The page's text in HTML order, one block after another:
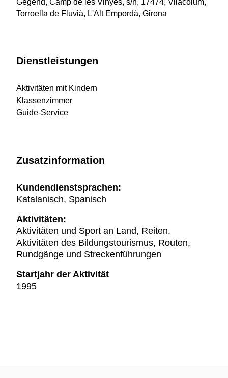
Gegend, Camp de les Vinyes, s/n, 17474, Vilacolum,
Torroella de Fluvià, L'Alt Empordà, Girona
Dienstleistungen
Aktivitäten mit Kindern
Klassenzimmer
Guide-Service
Zusatzinformation
Kundendienstsprachen:
Katalanisch, Spanisch
Aktivitäten:
Aktivitäten und Sport an Land, Reiten,
Aktivitäten des Bildungstourismus, Routen,
Rundgänge und Streckenführungen
Startjahr der Aktivität
1995